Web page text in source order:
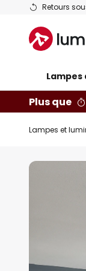
Retours
Allez
contenu
Plus que
Lampes et
Skip